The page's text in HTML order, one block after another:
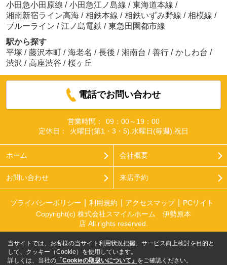
小田急小田原線 / 小田急江ノ島線 / 東海道本線 /
湘南新宿ライン高海 / 相鉄本線 / 相鉄いずみ野線 / 相模線 /
ブルーライン / 江ノ島電鉄 / 東急田園都市線
駅から探す
平塚 / 藤沢本町 / 海老名 / 長後 / 湘南台 / 善行 / かしわ台 /
渋沢 / 高座渋谷 / 桜ヶ丘
電話でお問い合わせ
営業時間：
09：00～19：00
定休日：
火曜日(第1・3・5).水曜日(毎週).祝日
ホーム 会社概要
お問い合わせ 来店予約
プライバシーポリシー 利用規約 アクセスマップ
PCサイト
Copyright(c) 株式会社スマイルホーム 伊勢原本
店 All rights reserved.
当サイトでは、お客様の当サイト利用状況把握、サービス向上検討を目的と
して、クッキー（Cookie）を使用しています。
詳しくは、当社の 「Cookieの取扱いについて」 をご確認ください。